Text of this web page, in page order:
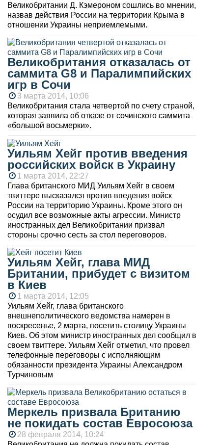
Великобритании Д. Кэмероном сошлись во мнении,
назвав действия России на территории Крыма в
отношении Украины неприемлемыми.
Великобритания отказалась от
саммита G8 и Паралимпийских
игр в Сочи
3 марта 2014, 10:06
Великобритания стала четвертой по счету страной,
которая заявила об отказе от сочинского саммита
«большой восьмерки».
Уильям Хейг против введения
российских войск в Украину
1 марта 2014, 22:27
Глава британского МИД Уильям Хейг в своем
твиттере высказался против введения войск
России на территорию Украины. Кроме этого он
осудил все возможные акты агрессии. Министр
иностранных дел Великобритании призвал
стороны срочно сесть за стол переговоров.
Уильям Хейг, глава МИД
Британии, прибудет с визитом
в Киев
1 марта 2014, 12:05
Уильям Хейг, глава британского
внешнеполитического ведомства намерен в
воскресенье, 2 марта, посетить столицу Украины
Киев. Об этом министр иностранных дел сообщил в
своем твиттере. Уильям Хейг отметил, что провел
телефонные переговоры с исполняющим
обязанности президента Украины Александром
Турчиновым
Меркель призвала Британию
не покидать состав Евросоюза
28 февраля 2014, 10:24